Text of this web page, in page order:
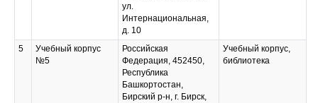
ул.
Интернациональная,
д. 10
5
Учебный корпус
№5
Российская
Федерация, 452450,
Республика
Башкортостан,
Бирский р-н, г. Бирск,
Учебный корпус,
библиотека